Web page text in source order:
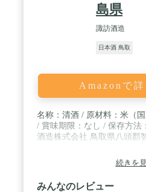
島県
諏訪酒造
日本酒 鳥取
Amazonで詳
名称：清酒 / 原材料：米（
/ 賞味期限：なし / 保存方法
酒造株式会社 鳥取県八頭郡
続きを
みんなのレビュー